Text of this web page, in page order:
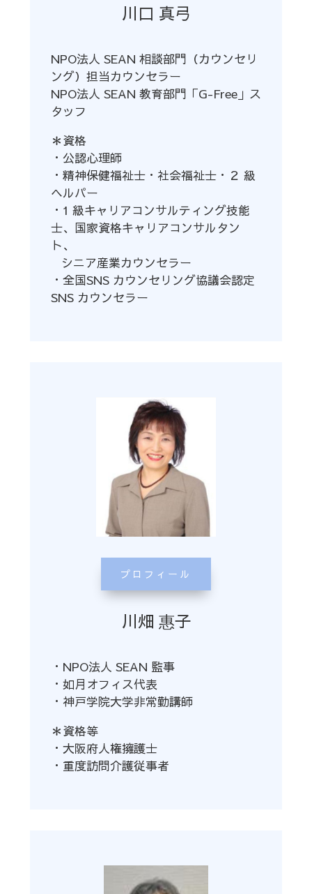
川口 真弓
NPO法人 SEAN 相談部門（カウンセリ
ング）担当カウンセラー
NPO法人 SEAN 教育部門「G-Free」ス
タッフ
＊資格
・公認心理師
・精神保健福祉士・社会福祉士・２ 級
ヘルパー
・1 級キャリアコンサルティング技能
士、国家資格キャリアコンサルタン
ト、
シニア産業カウンセラー
・全国SNS カウンセリング協議会認定
SNS カウンセラー
プロフィール
川畑 惠子
・NPO法人 SEAN 監事
・如月オフィス代表
・神戸学院大学非常勤講師
＊資格等
・大阪府人権擁護士
・重度訪問介護従事者